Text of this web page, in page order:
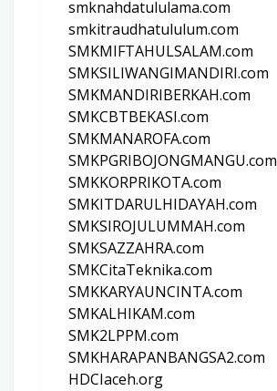
smknahdatululama.com
smkitraudhatululum.com
SMKMIFTAHULSALAM.com
SMKSILIWANGIMANDIRI.com
SMKMANDIRIBERKAH.com
SMKCBTBEKASI.com
SMKMANAROFA.com
SMKPGRIBOJONGMANGU.com
SMKKORPRIKOTA.com
SMKITDARULHIDAYAH.com
SMKSIROJULUMMAH.com
SMKSAZZAHRA.com
SMKCitaTeknika.com
SMKKARYAUNCINTA.com
SMKALHIKAM.com
SMK2LPPM.com
SMKHARAPANBANGSA2.com
HDCIaceh.org